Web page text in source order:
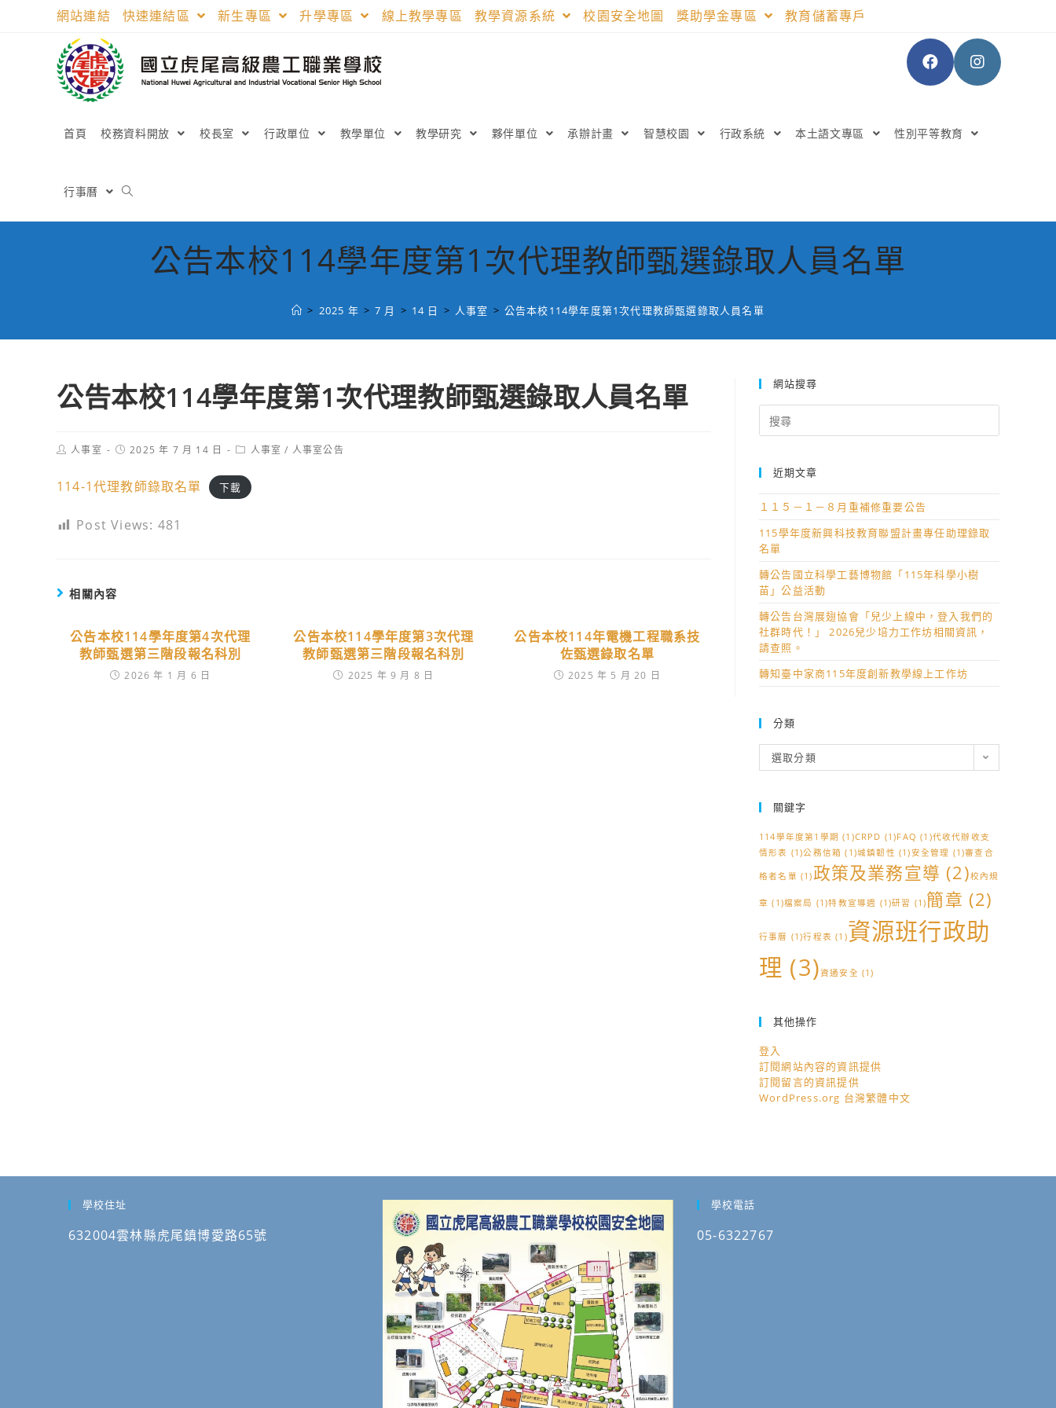
網站連結 快速連結區 新生專區 升學專區 線上教學專區 教學資源系統 校園安全地圖 獎助學金專區 教育儲蓄專戶
首頁 校務資料開放 校長室 行政單位 教學單位 教學研究 夥伴單位 承辦計畫 智慧校園 行政系統 本土語文專區 性別平等教育
行事曆
公告本校114學年度第1次代理教師甄選錄取人員名單
> 2025 年 > 7 月 > 14 日 > 人事室 > 公告本校114學年度第1次代理教師甄選錄取人員名單
公告本校114學年度第1次代理教師甄選錄取人員名單
Post人事室
Post2025 年 7 月 14 日
Post人事室 / 人事室公告
114-1代理教師錄取名單 下載
Post Views: 481
相關內容
公告本校114學年度第4次代理
教師甄選第三階段報名科別
2026 年 1 月 6 日
公告本校114學年度第3次代理
教師甄選第三階段報名科別
2025 年 9 月 8 日
公告本校114年電機工程職系技
佐甄選錄取名單
2025 年 5 月 20 日
網站搜尋
for:
近期文章
１１５－１－８月重補修重要公告
115學年度新興科技教育聯盟計畫專任助理錄取
名單
轉公告國立科學工藝博物館「115年科學小樹
苗」公益活動
轉公告台灣展翅協會「兒少上線中，登入我們的
社群時代！」 2026兒少培力工作坊相關資訊，
請查照。
轉知臺中家商115年度創新教學線上工作坊
分類
類
選取分類
關鍵字
114學年度第1學期 (1)CRPD (1)FAQ (1)代收代辦收支
情形表 (1)公務信箱 (1)城鎮韌性 (1)安全管理 (1)審查合
格者名單 (1)政策及業務宣導 (2)校內規
章 (1)檔案局 (1)特教宣導週 (1)研習 (1)簡章 (2)
行事曆 (1)行程表 (1)資源班行政助
理 (3)資通安全 (1)
其他操作
登入
訂閱網站內容的資訊提供
訂閱留言的資訊提供
WordPress.org 台灣繁體中文
學校住址
632004雲林縣虎尾鎮博愛路65號
學校電話
05-6322767